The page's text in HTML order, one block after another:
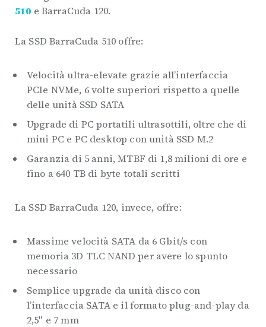
510 e BarraCuda 120.
La SSD BarraCuda 510 offre:
Velocità ultra-elevate grazie all’interfaccia
PCIe NVMe, 6 volte superiori rispetto a quelle
delle unità SSD SATA
Upgrade di PC portatili ultrasottili, oltre che di
mini PC e PC desktop con unità SSD M.2
Garanzia di 5 anni, MTBF di 1,8 milioni di ore e
fino a 640 TB di byte totali scritti
La SSD BarraCuda 120, invece, offre:
Massime velocità SATA da 6 Gbit/s con
memoria 3D TLC NAND per avere lo spunto
necessario
Semplice upgrade da unità disco con
l’interfaccia SATA e il formato plug-and-play da
2,5″ e 7 mm